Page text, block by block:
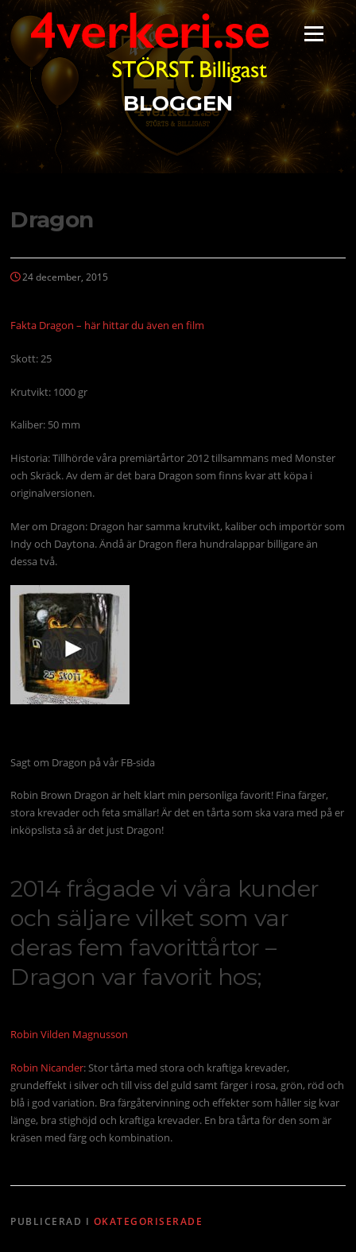
Hoppa
innehåll
Meny
BLOGGEN
Dragon
24 december, 2015
Fakta Dragon – här hittar du även en film
Skott: 25
Krutvikt: 1000 gr
Kaliber: 50 mm
Historia: Tillhörde våra premiärtårtor 2012 tillsammans med Monster
och Skräck. Av dem är det bara Dragon som finns kvar att köpa i
originalversionen.
Mer om Dragon: Dragon har samma krutvikt, kaliber och importör som
Indy och Daytona. Ändå är Dragon flera hundralappar billigare än
dessa två.
Sagt om Dragon på vår FB-sida
Robin Brown Dragon är helt klart min personliga favorit! Fina färger,
stora krevader och feta smällar! Är det en tårta som ska vara med på er
inköpslista så är det just Dragon!
2014 frågade vi våra kunder
och säljare vilket som var
deras fem favorittårtor –
Dragon var favorit hos;
Robin Vilden Magnusson
Robin Nicander: Stor tårta med stora och kraftiga krevader,
grundeffekt i silver och till viss del guld samt färger i rosa, grön, röd och
blå i god variation. Bra färgåtervinning och effekter som håller sig kvar
länge, bra stighöjd och kraftiga krevader. En bra tårta för den som är
kräsen med färg och kombination.
PUBLICERAD I OKATEGORISERADE